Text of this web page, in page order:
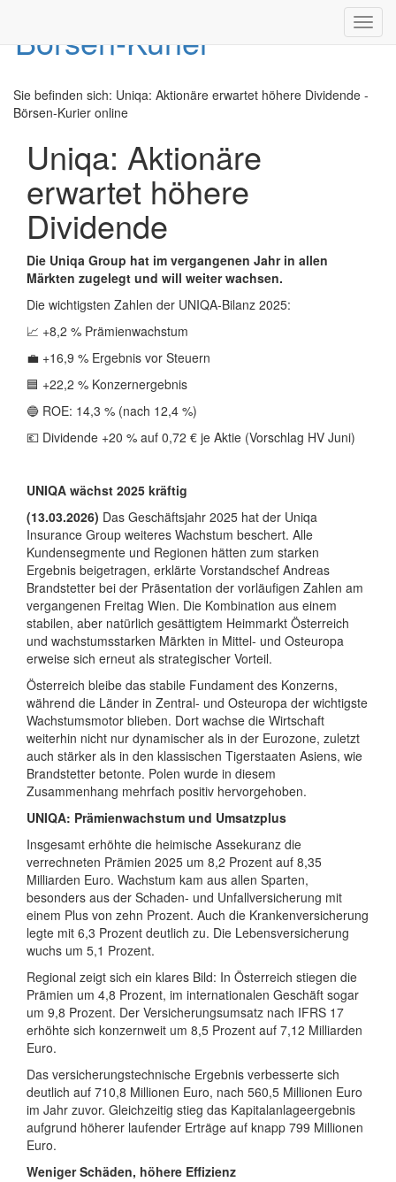
Sie befinden sich: Uniqa: Aktionäre erwartet höhere Dividende -
Börsen-Kurier online
Uniqa: Aktionäre
erwartet höhere
Dividende
Die Uniqa Group hat im vergangenen Jahr in allen
Märkten zugelegt und will weiter wachsen.
Die wichtigsten Zahlen der UNIQA-Bilanz 2025:
📈 +8,2 % Prämienwachstum
💼 +16,9 % Ergebnis vor Steuern
🟦 +22,2 % Konzernergebnis
🔵 ROE: 14,3 % (nach 12,4 %)
💶 Dividende +20 % auf 0,72 € je Aktie (Vorschlag HV Juni)
UNIQA wächst 2025 kräftig
(13.03.2026) Das Geschäftsjahr 2025 hat der Uniqa
Insurance Group weiteres Wachstum beschert. Alle
Kundensegmente und Regionen hätten zum starken
Ergebnis beigetragen, erklärte Vorstandschef Andreas
Brandstetter bei der Präsentation der vorläufigen Zahlen am
vergangenen Freitag Wien. Die Kombination aus einem
stabilen, aber natürlich gesättigtem Heimmarkt Österreich
und wachstumsstarken Märkten in Mittel- und Osteuropa
erweise sich erneut als strategischer Vorteil.
Österreich bleibe das stabile Fundament des Konzerns,
während die Länder in Zentral- und Osteuropa der wichtigste
Wachstumsmotor blieben. Dort wachse die Wirtschaft
weiterhin nicht nur dynamischer als in der Eurozone, zuletzt
auch stärker als in den klassischen Tigerstaaten Asiens, wie
Brandstetter betonte. Polen wurde in diesem
Zusammenhang mehrfach positiv hervorgehoben.
UNIQA: Prämienwachstum und Umsatzplus
Insgesamt erhöhte die heimische Assekuranz die
verrechneten Prämien 2025 um 8,2 Prozent auf 8,35
Milliarden Euro. Wachstum kam aus allen Sparten,
besonders aus der Schaden- und Unfallversicherung mit
einem Plus von zehn Prozent. Auch die Krankenversicherung
legte mit 6,3 Prozent deutlich zu. Die Lebensversicherung
wuchs um 5,1 Prozent.
Regional zeigt sich ein klares Bild: In Österreich stiegen die
Prämien um 4,8 Prozent, im internationalen Geschäft sogar
um 9,8 Prozent. Der Versicherungsumsatz nach IFRS 17
erhöhte sich konzernweit um 8,5 Prozent auf 7,12 Milliarden
Euro.
Das versicherungstechnische Ergebnis verbesserte sich
deutlich auf 710,8 Millionen Euro, nach 560,5 Millionen Euro
im Jahr zuvor. Gleichzeitig stieg das Kapitalanlageergebnis
aufgrund höherer laufender Erträge auf knapp 799 Millionen
Euro.
Weniger Schäden, höhere Effizienz